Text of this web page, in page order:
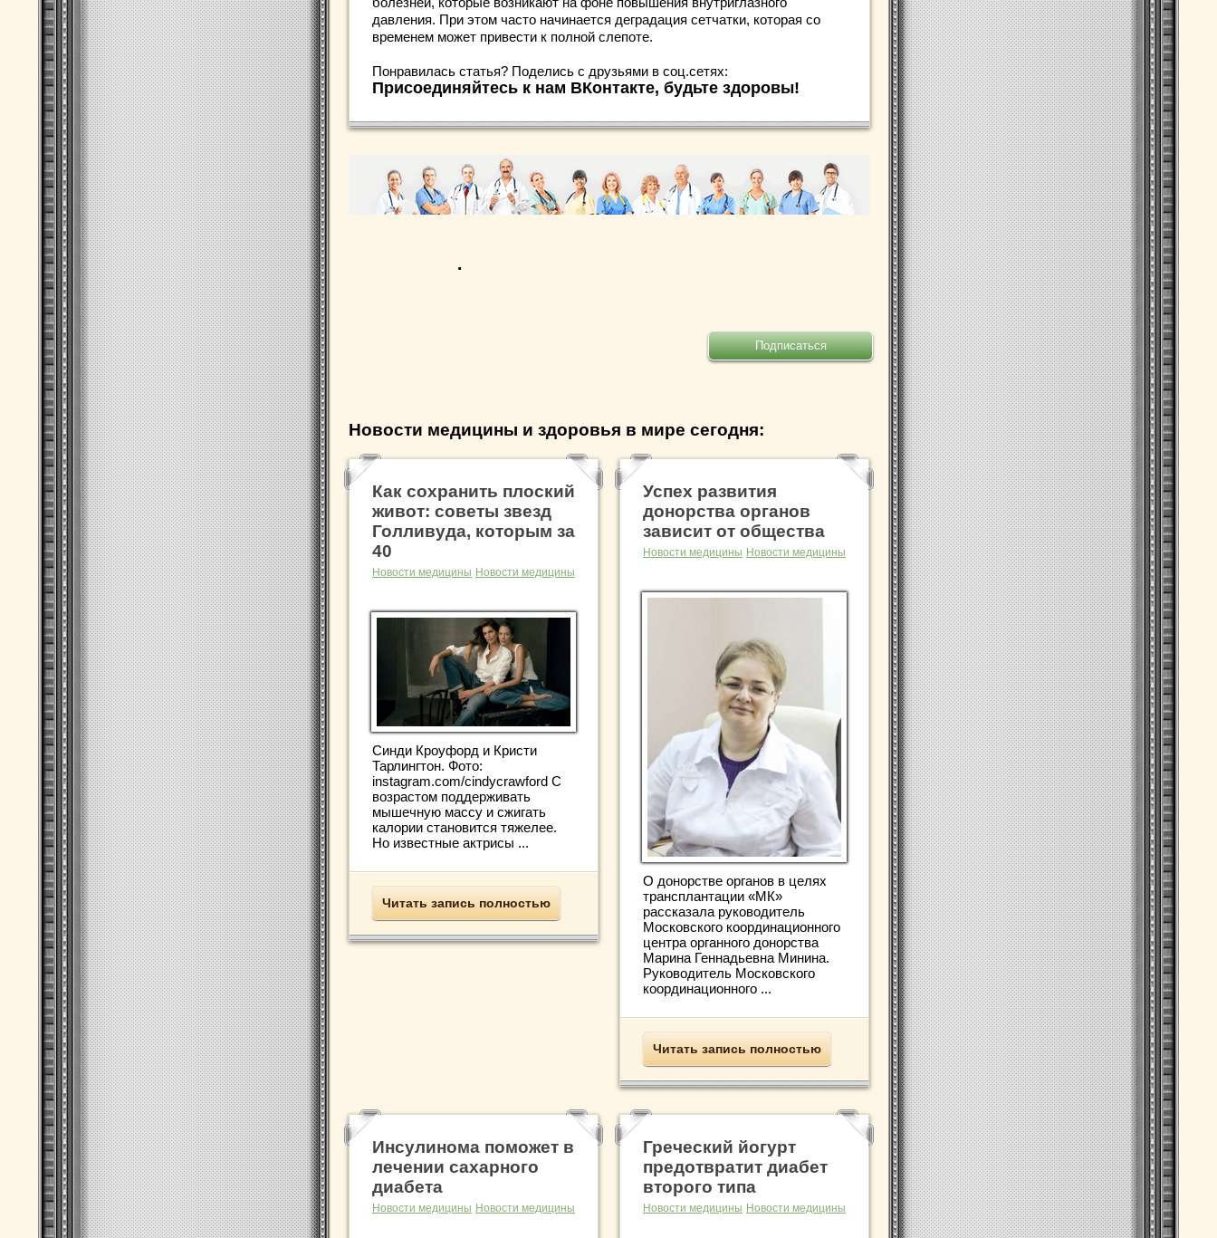
давления. При этом часто начинается деградация сетчатки, которая со
временем может привести к полной слепоте.
Понравилась статья? Поделись с друзьями в соц.сетях:
Присоединяйтесь к нам ВКонтакте, будьте здоровы!
.
Новости медицины и здоровья в мире сегодня:
Как сохранить плоский
живот: советы звезд
Голливуда, которым за
40
Новости медицины Новости медицины
Синди Кроуфорд и Кристи
Тарлингтон. Фото:
instagram.com/cindycrawford С
возрастом поддерживать
мышечную массу и сжигать
калории становится тяжелее.
Но известные актрисы ...
Читать запись полностью
Успех развития
донорства органов
зависит от общества
Новости медицины Новости медицины
О донорстве органов в целях
трансплантации «МК»
рассказала руководитель
Московского координационного
центра органного донорства
Марина Геннадьевна Минина.
Руководитель Московского
координационного ...
Читать запись полностью
Инсулинома поможет в
лечении сахарного
диабета
Новости медицины Новости медицины
Греческий йогурт
предотвратит диабет
второго типа
Новости медицины Новости медицины